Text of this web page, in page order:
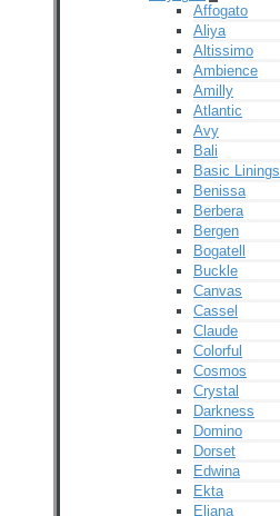
Affogato
Aliya
Altissimo
Ambience
Amilly
Atlantic
Avy
Bali
Basic Linings
Benissa
Berbera
Bergen
Bogatell
Buckle
Canvas
Cassel
Claude
Colorful
Cosmos
Crystal
Darkness
Domino
Dorset
Edwina
Ekta
Eliana